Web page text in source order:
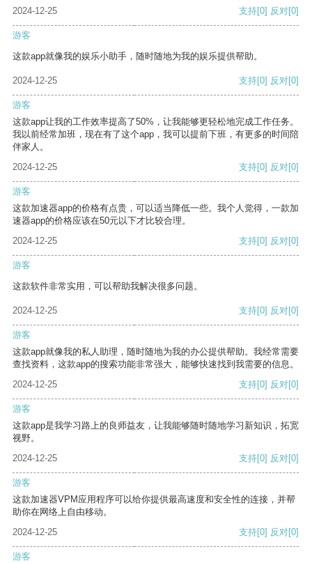
2024-12-25
支持[0] 反对[0]
游客
这款app就像我的娱乐小助手，随时随地为我的娱乐提供帮助。
2024-12-25 支持[0] 反对[0]
游客
这款app让我的工作效率提高了50%，让我能够更轻松地完成工作任务。
我以前经常加班，现在有了这个app，我可以提前下班，有更多的时间陪
伴家人。
2024-12-25
支持[0] 反对[0]
游客
这款加速器app的价格有点贵，可以适当降低一些。我个人觉得，一款加
速器app的价格应该在50元以下才比较合理。
2024-12-25
支持[0] 反对[0]
游客
这款软件非常实用，可以帮助我解决很多问题。
2024-12-25 支持[0] 反对[0]
游客
这款app就像我的私人助理，随时随地为我的办公提供帮助。我经常需要
查找资料，这款app的搜索功能非常强大，能够快速找到我需要的信息。
2024-12-25
支持[0] 反对[0]
游客
这款app是我学习路上的良师益友，让我能够随时随地学习新知识，拓宽
视野。
2024-12-25
支持[0] 反对[0]
游客
这款加速器VPM应用程序可以给你提供最高速度和安全性的连接，并帮
助你在网络上自由移动。
2024-12-25
支持[0] 反对[0]
游客